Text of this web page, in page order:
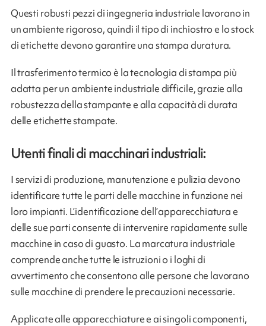
Questi robusti pezzi di ingegneria industriale lavorano in
un ambiente rigoroso, quindi il tipo di inchiostro e lo stock
di etichette devono garantire una stampa duratura.
Il trasferimento termico è la tecnologia di stampa più
adatta per un ambiente industriale difficile, grazie alla
robustezza della stampante e alla capacità di durata
delle etichette stampate.
Utenti finali di macchinari industriali:
I servizi di produzione, manutenzione e pulizia devono
identificare tutte le parti delle macchine in funzione nei
loro impianti. L’identificazione dell’apparecchiatura e
delle sue parti consente di intervenire rapidamente sulle
macchine in caso di guasto. La marcatura industriale
comprende anche tutte le istruzioni o i loghi di
avvertimento che consentono alle persone che lavorano
sulle macchine di prendere le precauzioni necessarie.
Applicate alle apparecchiature e ai singoli componenti,